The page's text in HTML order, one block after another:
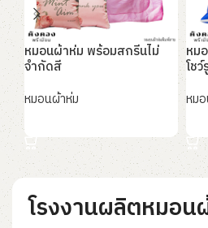
หมอนผ้าห่ม พร้อมสกรีนไม่
จำกัดสี
หมอนผ้าห่ม
หม
โช
หม
โรงงานผลิตหมอน